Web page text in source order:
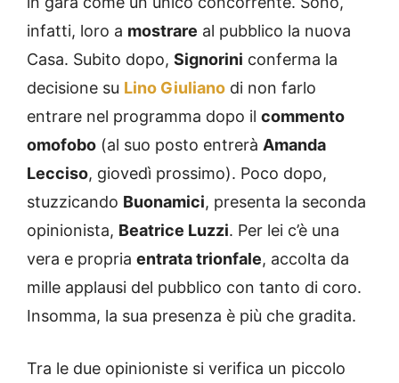
infatti, loro a mostrare al pubblico la nuova
Casa. Subito dopo, Signorini conferma la
decisione su Lino Giuliano di non farlo
entrare nel programma dopo il commento
omofobo (al suo posto entrerà Amanda
Lecciso, giovedì prossimo). Poco dopo,
stuzzicando Buonamici, presenta la seconda
opinionista, Beatrice Luzzi. Per lei c’è una
vera e propria entrata trionfale, accolta da
mille applausi del pubblico con tanto di coro.
Insomma, la sua presenza è più che gradita.
Tra le due opinioniste si verifica un piccolo